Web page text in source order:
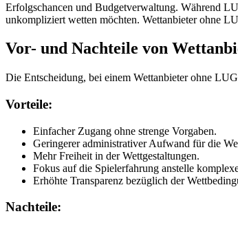
Erfolgschancen und Budgetverwaltung. Während
unkompliziert wetten möchten. Wettanbieter ohne
Vor- und Nachteile von
Die Entscheidung, bei einem Wettanbieter ohne
Vorteile:
Einfacher Zugang ohne strenge Vorgaben.
Geringerer administrativer Aufwand für die
Mehr Freiheit in der Wettgestaltungen.
Fokus auf die Spielerfahrung anstelle
Erhöhte Transparenz bezüglich der
Nachteile: